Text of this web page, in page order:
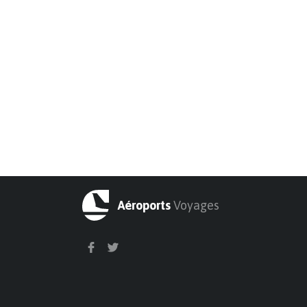
AéroportsVoyages